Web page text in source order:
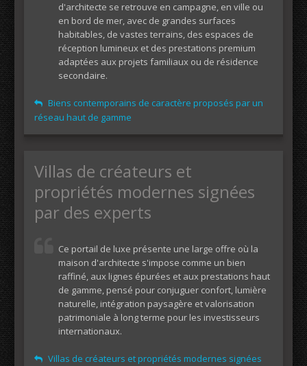
d'architecte se retrouve en campagne, en ville ou
en bord de mer, avec de grandes surfaces
habitables, de vastes terrains, des espaces de
réception lumineux et des prestations premium
adaptées aux projets familiaux ou de résidence
secondaire.
Biens contemporains de caractère proposés par un
réseau haut de gamme
Villas de créateurs et
propriétés modernes signées
par des experts
Ce portail de luxe présente une large offre où la
maison d'architecte s'impose comme un bien
raffiné, aux lignes épurées et aux prestations haut
de gamme, pensé pour conjuguer confort, lumière
naturelle, intégration paysagère et valorisation
patrimoniale à long terme pour les investisseurs
internationaux.
Villas de créateurs et propriétés modernes signées